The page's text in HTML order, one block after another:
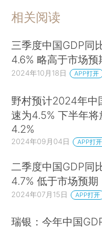
相关阅读
三季度中国GDP同
4.6% 略高于市场预
2024年10月18日 APP打开
野村预计2024年中
速为4.5% 下半年将
4.2%
2024年09月04日 APP打开
二季度中国GDP同
4.7% 低于市场预期
2024年07月15日 APP打开
瑞银：今年中国